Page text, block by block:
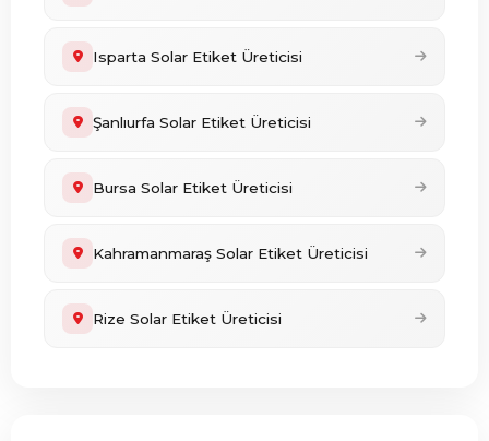
Isparta Solar Etiket Üreticisi
Şanlıurfa Solar Etiket Üreticisi
Bursa Solar Etiket Üreticisi
Kahramanmaraş Solar Etiket Üreticisi
Rize Solar Etiket Üreticisi